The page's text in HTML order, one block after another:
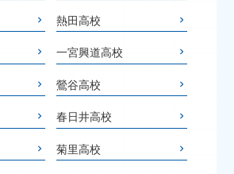
熱田高校
一宮興道高校
鶯谷高校
春日井高校
菊里高校